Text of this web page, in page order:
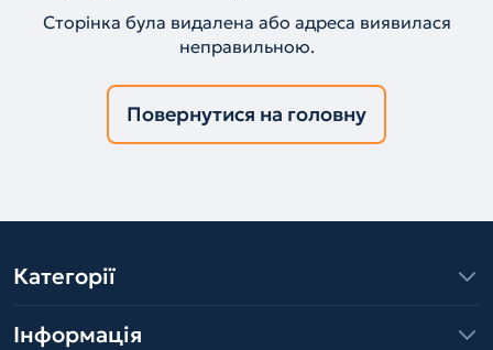
Сторінка була видалена або адреса виявилася
неправильною.
Повернутися на головну
Категорії
Інформація